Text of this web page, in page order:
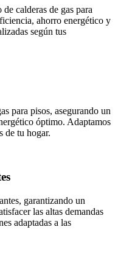
calderas de gas para
ahorro energético y
según tus
para pisos, asegurando un
óptimo. Adaptamos
de tu hogar.
garantizando un
las altas demandas
adaptadas a las